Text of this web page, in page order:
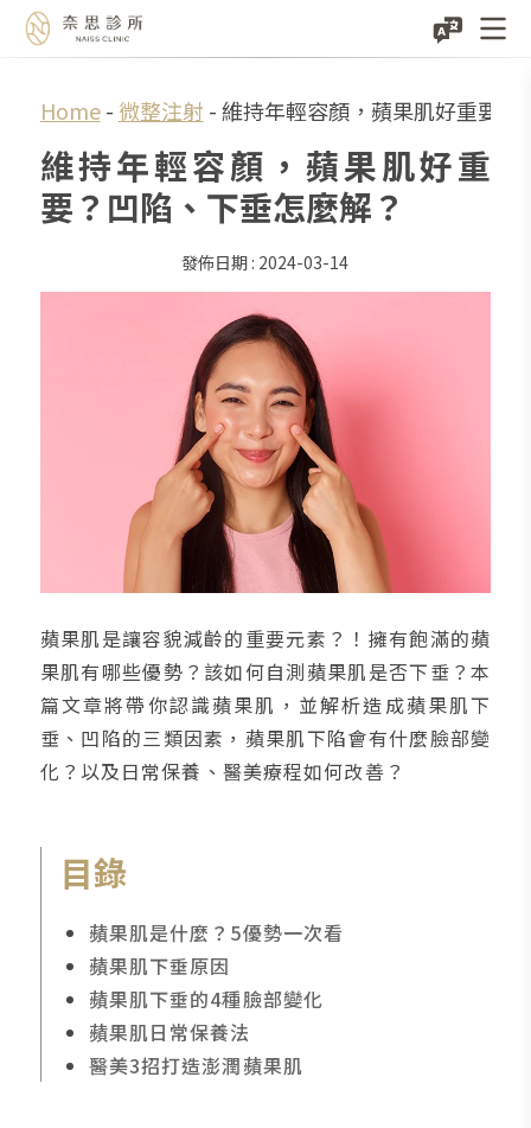
content
Home- 微整注射 -維持年輕容顏，蘋果肌好重要？
維持年輕容顏，蘋果肌好重
要？凹陷、下垂怎麼解？
2024-03-14
蘋果肌是讓容貌減齡的重要元素？！擁有飽滿的蘋
果肌有哪些優勢？該如何自測蘋果肌是否下垂？本
篇文章將帶你認識蘋果肌，並解析造成蘋果肌下
垂、凹陷的三類因素，蘋果肌下陷會有什麼臉部變
化？以及日常保養、醫美療程如何改善？
目錄
蘋果肌是什麼？5優勢一次看
蘋果肌下垂原因
蘋果肌下垂的4種臉部變化
蘋果肌日常保養法
醫美3招打造澎潤蘋果肌